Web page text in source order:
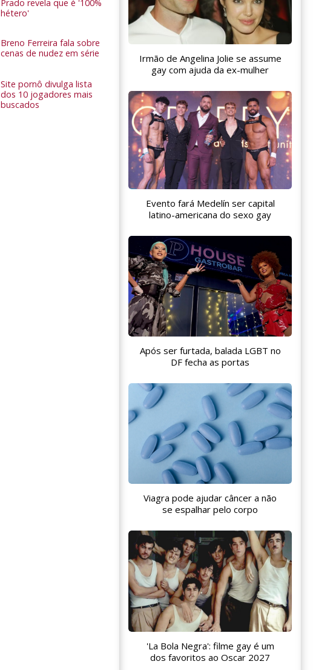
Prado revela que é '100%
hétero'
Breno Ferreira fala sobre
cenas de nudez em série
Site pornô divulga lista
dos 10 jogadores mais
buscados
Irmão de Angelina Jolie se assume
gay com ajuda da ex-mulher
Evento fará Medelín ser capital
latino-americana do sexo gay
Após ser furtada, balada LGBT no
DF fecha as portas
Viagra pode ajudar câncer a não
se espalhar pelo corpo
'La Bola Negra': filme gay é um
dos favoritos ao Oscar 2027